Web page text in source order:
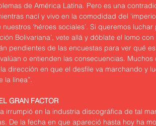
de América Latina. Pero es una
nací y vivo en la comodidad del
‘héroes sociales’. Si queremos
Bolivariana’, vete allá y dóblate el lomo
pendientes de las encuestas para ver qué
o entienden las consecuencias. Muchos
dirección en que el desfile va marchando y
la línea”.
GRAN FACTOR
irrumpió en la industria discográfica de tal
De la fecha en que apareció hasta hoy ha